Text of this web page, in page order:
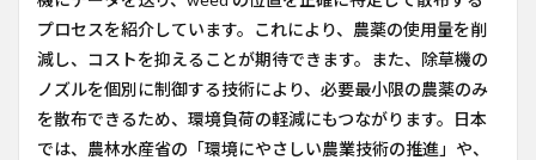
プロセスを紹介しています。これにより、農薬の使用量を削
減し、コストを抑えることが期待できます。また、除草機の
ノズルを個別に制御する技術により、必要最小限の農薬のみ
を散布できるため、環境負荷の軽減にもつながります。日本
では、農林水産省の「環境にやさしい農業技術の推進」や、